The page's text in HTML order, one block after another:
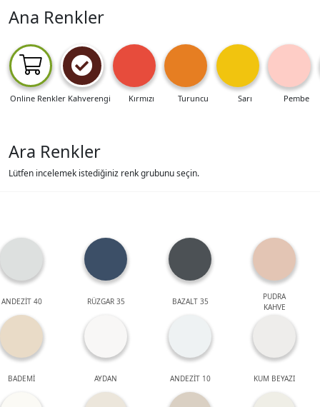
Ana Renkler
Online Renkler Kahverengi Kırmızı Turuncu Sarı Pembe
Ara Renkler
Lütfen incelemek istediğiniz renk grubunu seçin.
ANDEZİT 40 RÜZGAR 35 BAZALT 35
PUDRA
KAHVE
BADEMİ AYDAN ANDEZİT 10 KUM BEYAZI